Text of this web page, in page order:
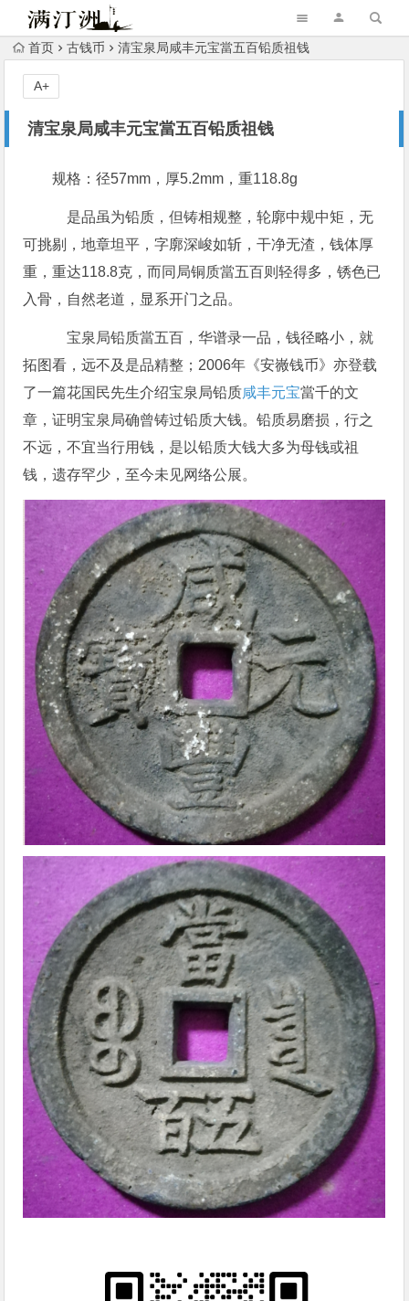
首页 古钱币 清宝泉局咸丰元宝當五百铅质祖钱
清宝泉局咸丰元宝當五百铅质祖钱
A+
规格：径57mm，厚5.2mm，重118.8g
是品虽为铅质，但铸相规整，轮廓中规中矩，无
可挑剔，地章坦平，字廓深峻如斩，干净无渣，钱体厚
重，重达118.8克，而同局铜质當五百则轻得多，锈色已
入骨，自然老道，显系开门之品。
宝泉局铅质當五百，华谱录一品，钱径略小，就
拓图看，远不及是品精整；2006年《安嶶钱币》亦登载
了一篇花国民先生介绍宝泉局铅质咸丰元宝當千的文
章，证明宝泉局确曾铸过铅质大钱。铅质易磨损，行之
不远，不宜当行用钱，是以铅质大钱大多为母钱或祖
钱，遗存罕少，至今未见网络公展。